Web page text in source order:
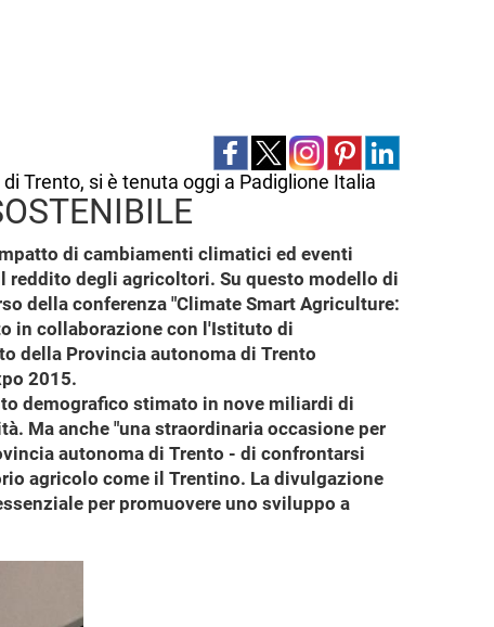
Trento, si è tenuta oggi a Padiglione Italia
di cambiamenti climatici ed eventi
reddito degli agricoltori. Su questo modello di
della conferenza "Climate Smart Agriculture:
in collaborazione con l'Istituto di
della Provincia autonoma di Trento
2015.
demografico stimato in nove miliardi di
Ma anche "una straordinaria occasione per
autonoma di Trento - di confrontarsi
agricolo come il Trentino. La divulgazione
per promuovere uno sviluppo a